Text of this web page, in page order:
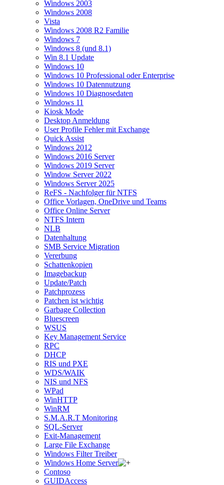
Windows 2003
Windows 2008
Vista
Windows 2008 R2 Familie
Windows 7
Windows 8 (und 8.1)
Win 8.1 Update
Windows 10
Windows 10 Professional oder Enterprise
Windows 10 Datennutzung
Windows 10 Diagnosedaten
Windows 11
Kiosk Mode
Desktop Anmeldung
User Profile Fehler mit Exchange
Quick Assist
Windows 2012
Windows 2016 Server
Windows 2019 Server
Window Server 2022
Windows Server 2025
ReFS - Nachfolger für NTFS
Office Vorlagen, OneDrive und Teams
Office Online Server
NTFS Intern
NLB
Datenhaltung
SMB Service Migration
Vererbung
Schattenkopien
Imagebackup
Update/Patch
Patchprozess
Patchen ist wichtig
Garbage Collection
Bluescreen
WSUS
Key Management Service
RPC
DHCP
RIS und PXE
WDS/WAIK
NIS und NFS
WPad
WinHTTP
WinRM
S.M.A.R.T Monitoring
SQL-Server
Exit-Management
Large File Exchange
Windows Filter Treiber
Windows Home Server
Contoso
GUIDAccess